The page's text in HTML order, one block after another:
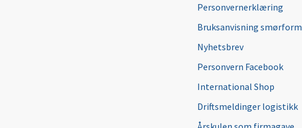
Personvernerklæring
Bruksanvisning smørform
Nyhetsbrev
Personvern Facebook
International Shop
Driftsmeldinger logistikk